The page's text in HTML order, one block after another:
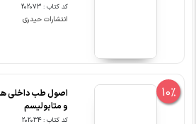
کد کتاب : 202073
انتشارات حیدری
10%
و متابولیسم
کد کتاب : 202034